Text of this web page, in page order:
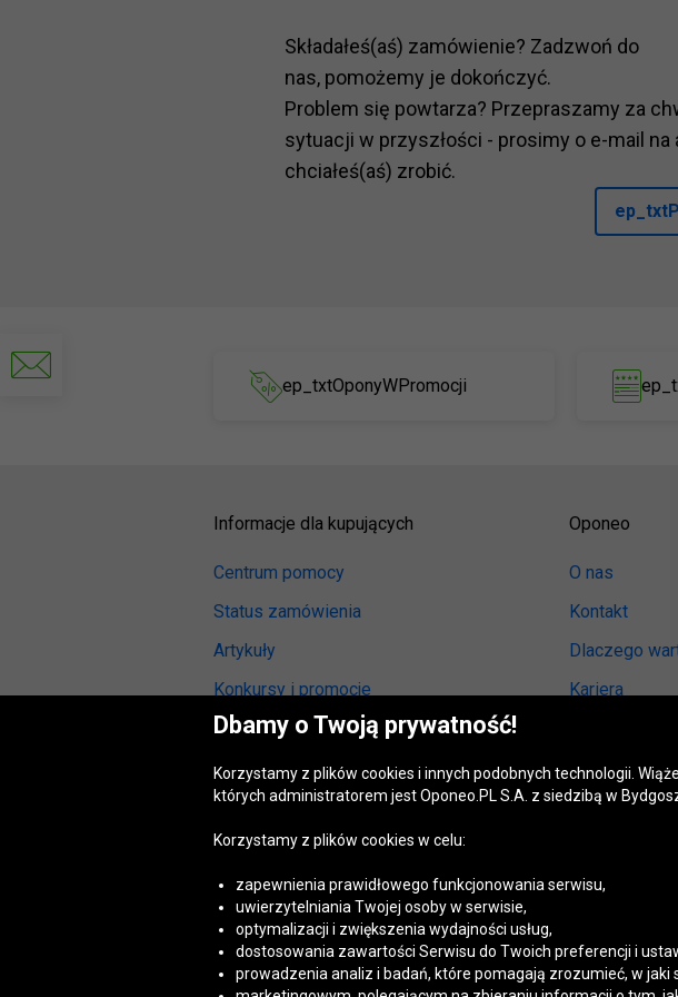
Składałeś(aś) zamówienie? Zadzwoń do
nas, pomożemy je dokończyć.
Problem się powtarza? Przepraszamy za
sytuacji w przyszłości - prosimy o e-mail na
chciałeś(aś) zrobić.
ep_txtOponyWPromocji
Informacje dla kupujących
Centrum pomocy
Status zamówienia
Artykuły
Konkursy i promocje
Odstąpienie od umowy
Reklamacja gwarancyjna
Opinie o oponach
Akt o usługach cyfrowych(DSA)
Dostępność cyfrowa
Oponeo
O nas
Kontakt
Dlaczego
Kariera
Biuro prasowe
Kręci nas
Mapa
Ustawienia
Dbamy o Twoją prywatność!
Korzystamy z plików cookies i innych podobnych technologii.
których administratorem jest Oponeo.PL S.A. z siedzibą w
Korzystamy z plików cookies w celu:
zapewnienia prawidłowego funkcjonowania serwisu,
uwierzytelniania Twojej osoby w serwisie,
optymalizacji i zwiększenia wydajności usług,
dostosowania zawartości Serwisu do Twoich preferencji i
prowadzenia analiz i badań, które pomagają zrozumieć, w